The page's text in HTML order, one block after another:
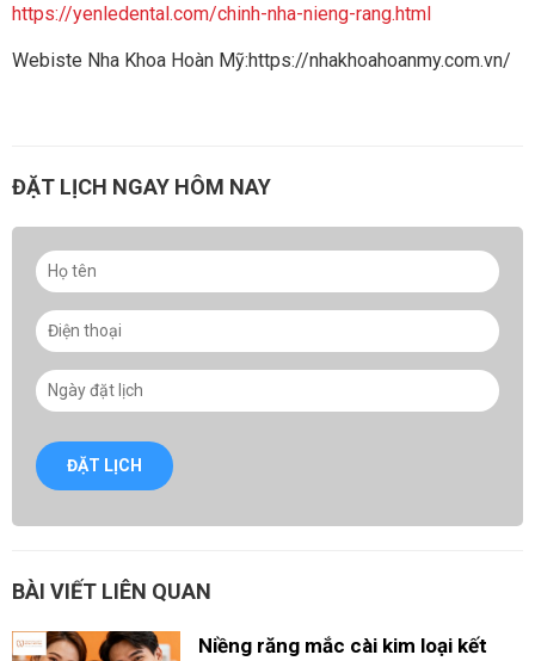
https://yenledental.com/chinh-nha-nieng-rang.html
Webiste Nha Khoa Hoàn Mỹ:https://nhakhoahoanmy.com.vn/
ĐẶT LỊCH NGAY HÔM NAY
ĐẶT LỊCH
BÀI VIẾT LIÊN QUAN
Niềng răng mắc cài kim loại kết